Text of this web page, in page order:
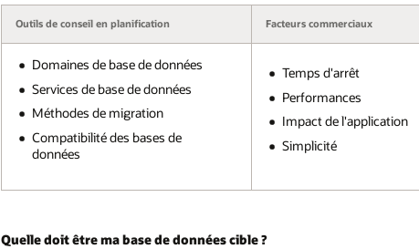
Outils de conseil en planification Facteurs commerciaux
Domaines de base de données
Services de base de données
Méthodes de migration
Compatibilité des bases de
données
Temps d'arrêt
Performances
Impact de l'application
Simplicité
Quelle doit être ma base de données cible ?